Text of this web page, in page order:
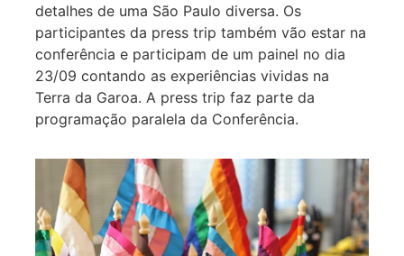
detalhes de uma São Paulo diversa. Os
participantes da press trip também vão estar na
conferência e participam de um painel no dia
23/09 contando as experiências vividas na
Terra da Garoa. A press trip faz parte da
programação paralela da Conferência.